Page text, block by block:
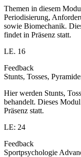
Themen in diesem
Periodisierung,
sowie Biomechanik.
findet in Präsenz statt.
LE. 16
Feedback
Stunts, Tosses,
Hier werden Stunts,
behandelt. Dieses
Präsenz statt.
LE: 24
Feedback
Sportpsychologie